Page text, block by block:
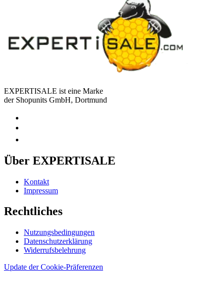
EXPERTISALE ist eine Marke
der Shopunits GmbH, Dortmund
Über EXPERTISALE
Kontakt
Impressum
Rechtliches
Nutzungsbedingungen
Datenschutzerklärung
Widerrufsbelehrung
Update der Cookie-Präferenzen